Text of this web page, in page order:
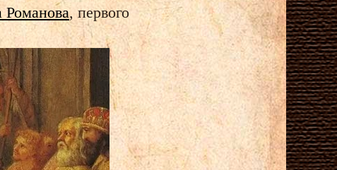
Романова, первого